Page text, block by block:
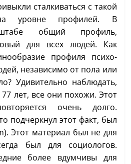
сталкиваться с такой
уровне профилей. В
общий профиль,
для всех людей. Как
профиля психо-
независимо от пола или
Удивительно наблюдать,
лет, все они похожи. Этот
очень долго.
подчеркнул этот факт, был
Этот материал был не для
был для социологов.
более вдумчивы для